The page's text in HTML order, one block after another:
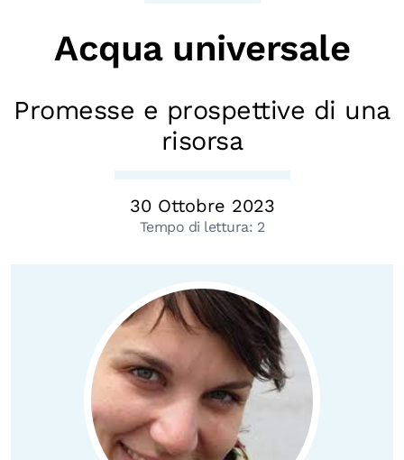
Archivi del presente
Mostre digitali
Osservatori di ricerca
Progetti Nazionali
Pubblicazioni
Storie di Resistenza, ottant’anni dopo
Calendario civile
Elezioni dal mondo
Podcast
Acqua universale
Promesse e prospettive di una
risorsa
30 Ottobre 2023
Tempo di lettura: 2